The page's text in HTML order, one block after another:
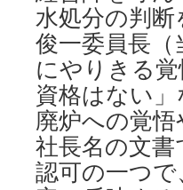
水処分の判
俊一委員長
にやりきる
資格はない
廃炉への覚
社長名の文
認可の一つ